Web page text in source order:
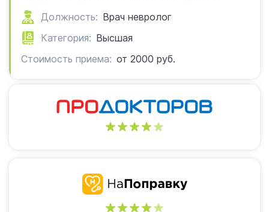
Должность: Врач невролог
Категория: Высшая
Стоимость приема: от 2000 руб.